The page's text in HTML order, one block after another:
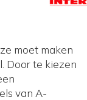
moet maken
Door te kiezen
van A-